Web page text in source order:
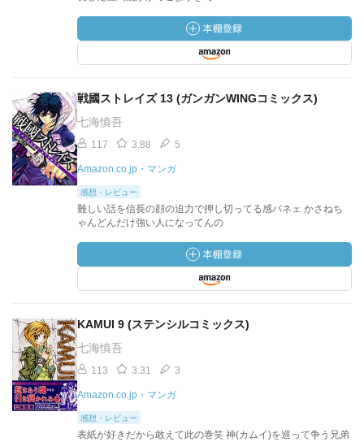
戦國ストレイズ 13 (ガンガンWINGコミックス)
七海慎吾
117 3.88 5
Amazon.co.jp・マンガ
感想・レビュー
難しい話を信長の顔の迫力で押し切ってる感パネェ かさねち
ゃんどんだけ強い人になってんの
KAMUI 9 (ステンシルコミックス)
七海慎吾
113 3.31 3
Amazon.co.jp・マンガ
感想・レビュー
表紙が好きだから敢えて此の巻笑 神(カムイ)を巡って争う兄弟